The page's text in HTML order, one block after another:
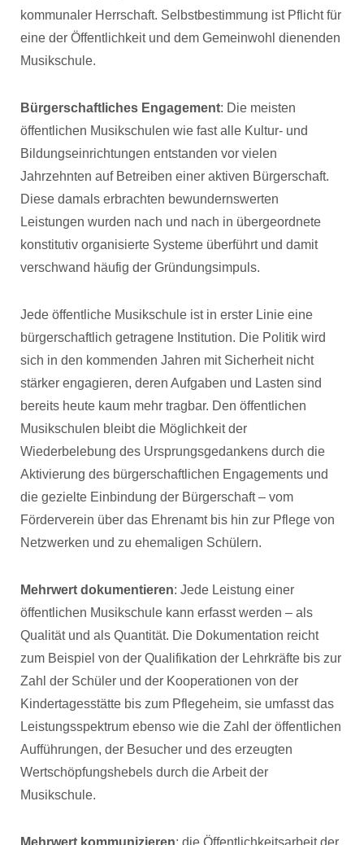
kommunaler Herrschaft. Selbstbestimmung ist Pflicht für
eine der Öffentlichkeit und dem Gemeinwohl dienenden
Musikschule.
Bürgerschaftliches Engagement: Die meisten
öffentlichen Musikschulen wie fast alle Kultur- und
Bildungseinrichtungen entstanden vor vielen
Jahrzehnten auf Betreiben einer aktiven Bürgerschaft.
Diese damals erbrachten bewundernswerten
Leistungen wurden nach und nach in übergeordnete
konstitutiv organisierte Systeme überführt und damit
verschwand häufig der Gründungsimpuls.
Jede öffentliche Musikschule ist in erster Linie eine
bürgerschaftlich getragene Institution. Die Politik wird
sich in den kommenden Jahren mit Sicherheit nicht
stärker engagieren, deren Aufgaben und Lasten sind
bereits heute kaum mehr tragbar. Den öffentlichen
Musikschulen bleibt die Möglichkeit der
Wiederbelebung des Ursprungsgedankens durch die
Aktivierung des bürgerschaftlichen Engagements und
die gezielte Einbindung der Bürgerschaft – vom
Förderverein über das Ehrenamt bis hin zur Pflege von
Netzwerken und zu ehemaligen Schülern.
Mehrwert dokumentieren: Jede Leistung einer
öffentlichen Musikschule kann erfasst werden – als
Qualität und als Quantität. Die Dokumentation reicht
zum Beispiel von der Qualifikation der Lehrkräfte bis zur
Zahl der Schüler und der Kooperationen von der
Kindertagesstätte bis zum Pflegeheim, sie umfasst das
Leistungsspektrum ebenso wie die Zahl der öffentlichen
Aufführungen, der Besucher und des erzeugten
Wertschöpfungshebels durch die Arbeit der
Musikschule.
Mehrwert kommunizieren: die Öffentlichkeitsarbeit der